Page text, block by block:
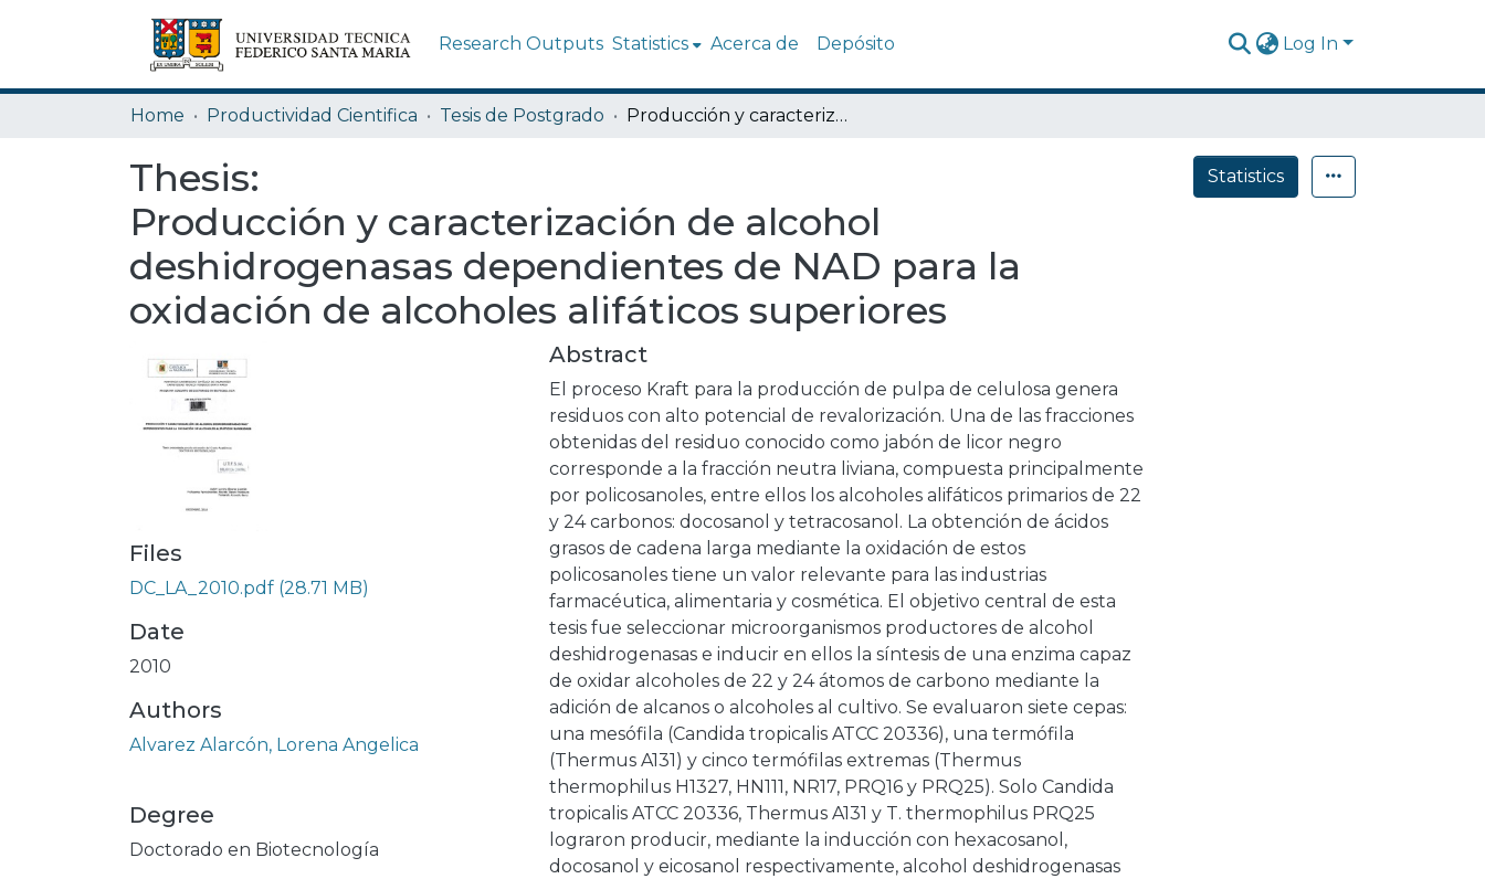
Research Outputs Statistics Acerca de Depósito Log In
Home Productividad Cientifica Tesis de Postgrado Producción y caracterización de alcohol deshidrogenasas dependientes de NAD para la oxidación de alcoholes alifáticos superiores
Thesis:
Producción y caracterización de alcohol
deshidrogenasas dependientes de NAD para la
oxidación de alcoholes alifáticos superiores
Statistics
Files
DC_LA_2010.pdf (28.71 MB)
Date
2010
Authors
Alvarez Alarcón, Lorena Angelica
Degree
Doctorado en Biotecnología
Abstract
El proceso Kraft para la producción de pulpa de celulosa genera
residuos con alto potencial de revalorización. Una de las fracciones
obtenidas del residuo conocido como jabón de licor negro
corresponde a la fracción neutra liviana, compuesta principalmente
por policosanoles, entre ellos los alcoholes alifáticos primarios de 22
y 24 carbonos: docosanol y tetracosanol. La obtención de ácidos
grasos de cadena larga mediante la oxidación de estos
policosanoles tiene un valor relevante para las industrias
farmacéutica, alimentaria y cosmética. El objetivo central de esta
tesis fue seleccionar microorganismos productores de alcohol
deshidrogenasas e inducir en ellos la síntesis de una enzima capaz
de oxidar alcoholes de 22 y 24 átomos de carbono mediante la
adición de alcanos o alcoholes al cultivo. Se evaluaron siete cepas:
una mesófila (Candida tropicalis ATCC 20336), una termófila
(Thermus A131) y cinco termófilas extremas (Thermus
thermophilus H1327, HN111, NR17, PRQ16 y PRQ25). Solo Candida
tropicalis ATCC 20336, Thermus A131 y T. thermophilus PRQ25
lograron producir, mediante la inducción con hexacosanol,
docosanol y eicosanol respectivamente, alcohol deshidrogenasas